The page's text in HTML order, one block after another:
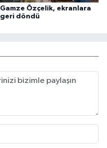
Gamze Özçelik, ekranlara
geri döndü